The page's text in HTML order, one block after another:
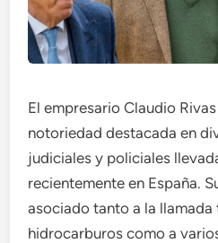
El empresario Claudio
notoriedad destacada en
judiciales y policiales
recientemente en España.
asociado tanto a la llamada
hidrocarburos como a